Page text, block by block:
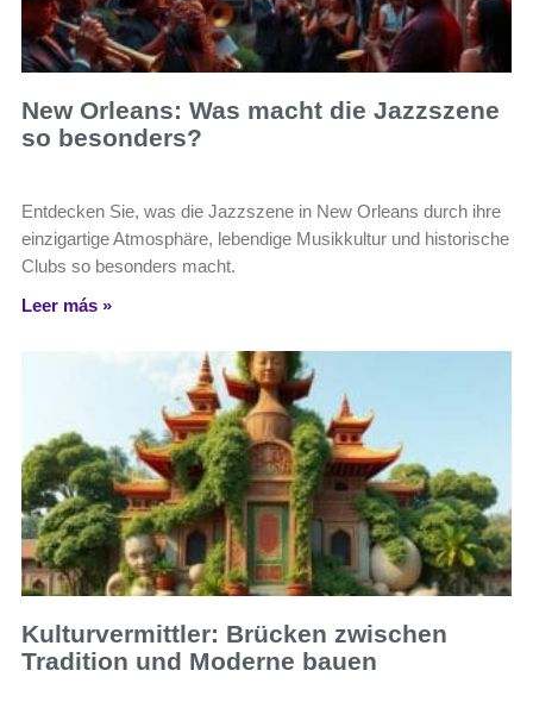
New Orleans: Was macht die Jazzszene
so besonders?
Entdecken Sie, was die Jazzszene in New Orleans durch ihre
einzigartige Atmosphäre, lebendige Musikkultur und historische
Clubs so besonders macht.
Leer más »
Kulturvermittler: Brücken zwischen
Tradition und Moderne bauen